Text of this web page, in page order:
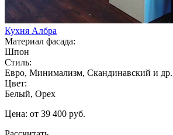
Кухня Албра
Материал фасада:
Шпон
Стиль:
Евро, Минимализм, Скандинавский и др.
Цвет:
Белый, Орех
Цена: от 39 400 руб.